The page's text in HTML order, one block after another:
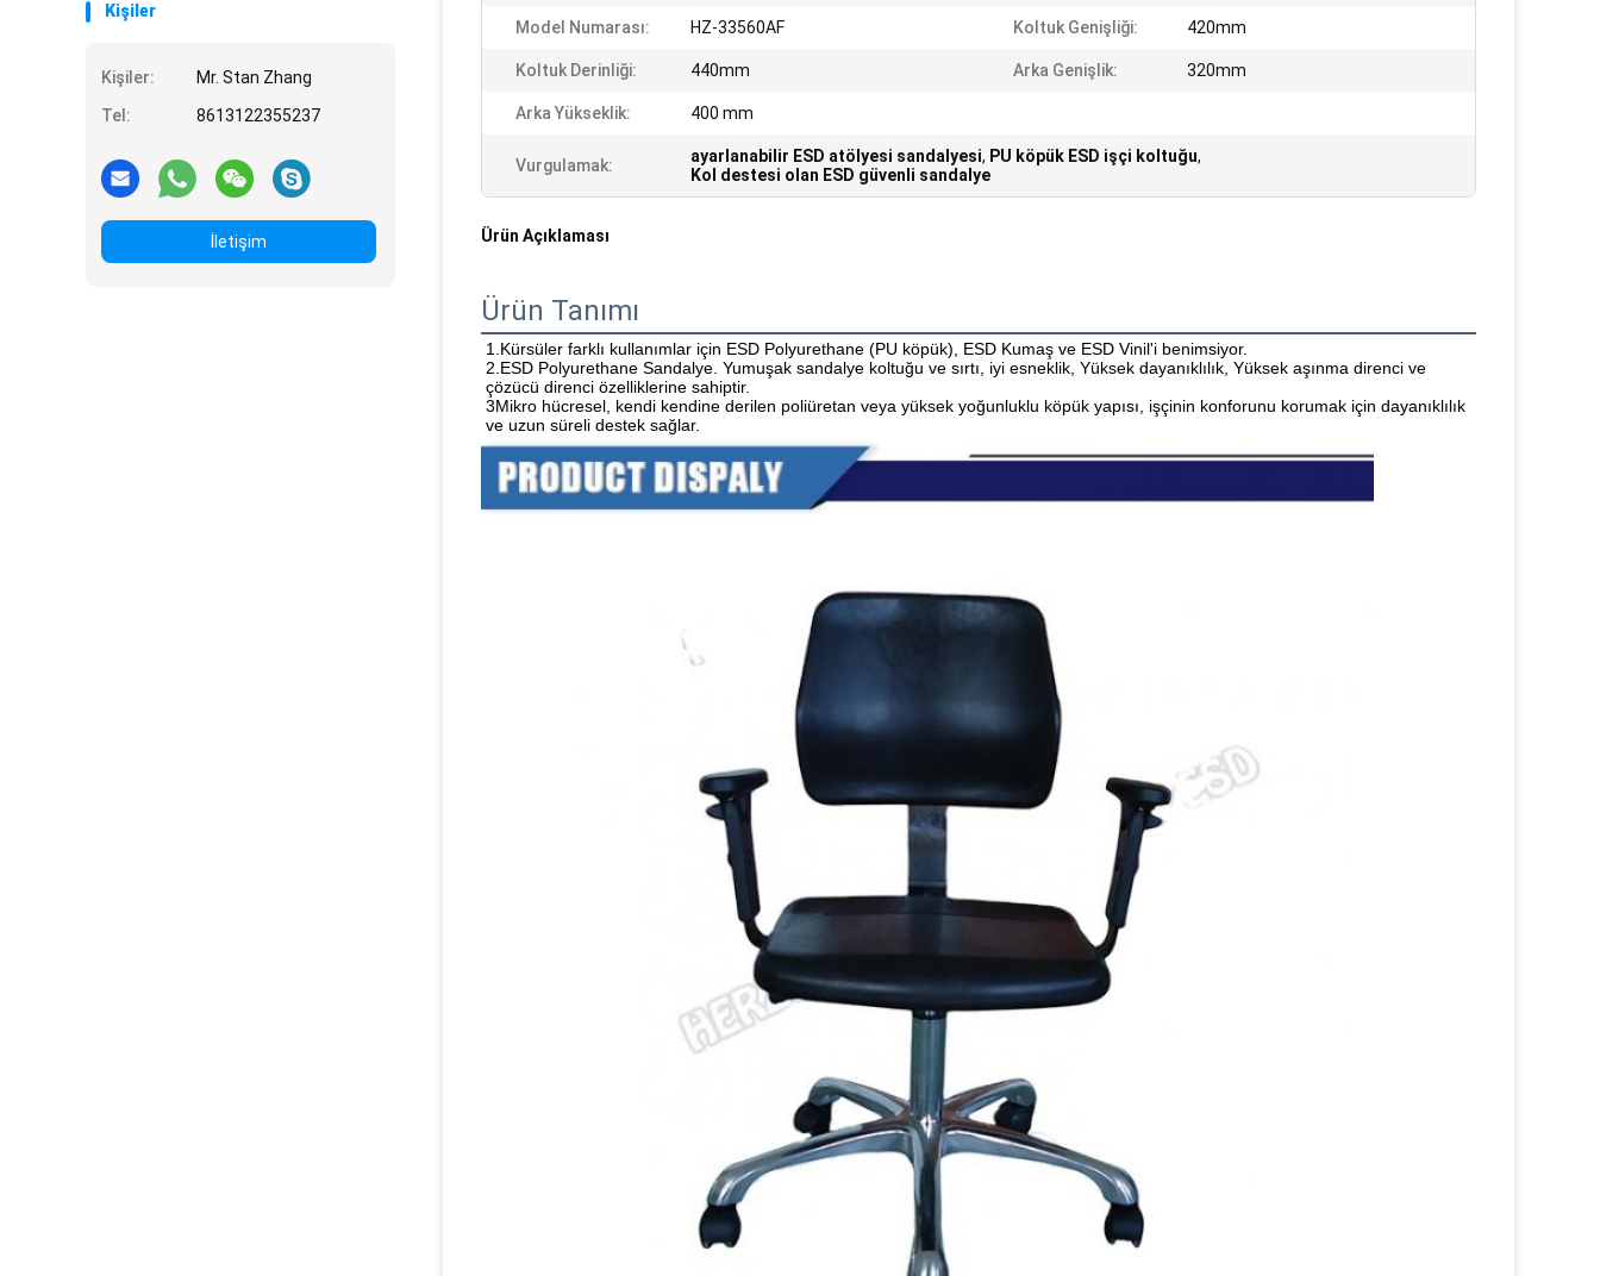
Kişiler
Kişiler:
Mr. Stan Zhang
Tel:
8613122355237
İletişim
Model Numarası: HZ-33560AF Koltuk Genişliği: 420mm
Koltuk Derinliği: 440mm Arka Genişlik: 320mm
Arka Yükseklik: 400 mm
Vurgulamak: ayarlanabilir ESD atölyesi sandalyesi, PU köpük ESD işçi koltuğu,
Kol destesi olan ESD güvenli sandalye
Ürün Açıklaması
Ürün Tanımı
1.Kürsüler farklı kullanımlar için ESD Polyurethane (PU köpük), ESD Kumaş ve ESD Vinil'i benimsiyor.
2.ESD Polyurethane Sandalye. Yumuşak sandalye koltuğu ve sırtı, iyi esneklik, Yüksek dayanıklılık, Yüksek aşınma direnci ve
çözücü direnci özelliklerine sahiptir.
3Mikro hücresel, kendi kendine derilen poliüretan veya yüksek yoğunluklu köpük yapısı, işçinin konforunu korumak için dayanıklılık
ve uzun süreli destek sağlar.